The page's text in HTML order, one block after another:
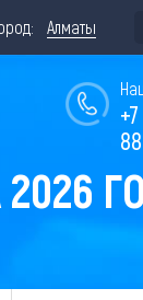
Алматы
88